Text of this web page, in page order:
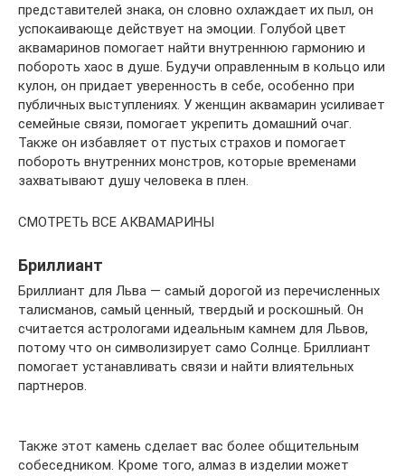
представителей знака, он словно охлаждает их пыл, он
успокаивающе действует на эмоции. Голубой цвет
аквамаринов помогает найти внутреннюю гармонию и
побороть хаос в душе. Будучи оправленным в кольцо или
кулон, он придает уверенность в себе, особенно при
публичных выступлениях. У женщин аквамарин усиливает
семейные связи, помогает укрепить домашний очаг.
Также он избавляет от пустых страхов и помогает
побороть внутренних монстров, которые временами
захватывают душу человека в плен.
СМОТРЕТЬ ВСЕ АКВАМАРИНЫ
Бриллиант
Бриллиант для Льва — самый дорогой из перечисленных
талисманов, самый ценный, твердый и роскошный. Он
считается астрологами идеальным камнем для Львов,
потому что он символизирует само Солнце. Бриллиант
помогает устанавливать связи и найти влиятельных
партнеров.
Также этот камень сделает вас более общительным
собеседником. Кроме того, алмаз в изделии может